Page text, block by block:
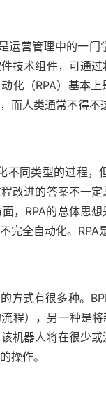
运营管理中的一
技术组件，可通
化（RPA）基本
而人类通常不得不
不同类型的过程
改进的答案不一
，RPA的总体思想
完全自动化。RPA
方式有很多种。
程），另一种是
机器人将在很少
操作。